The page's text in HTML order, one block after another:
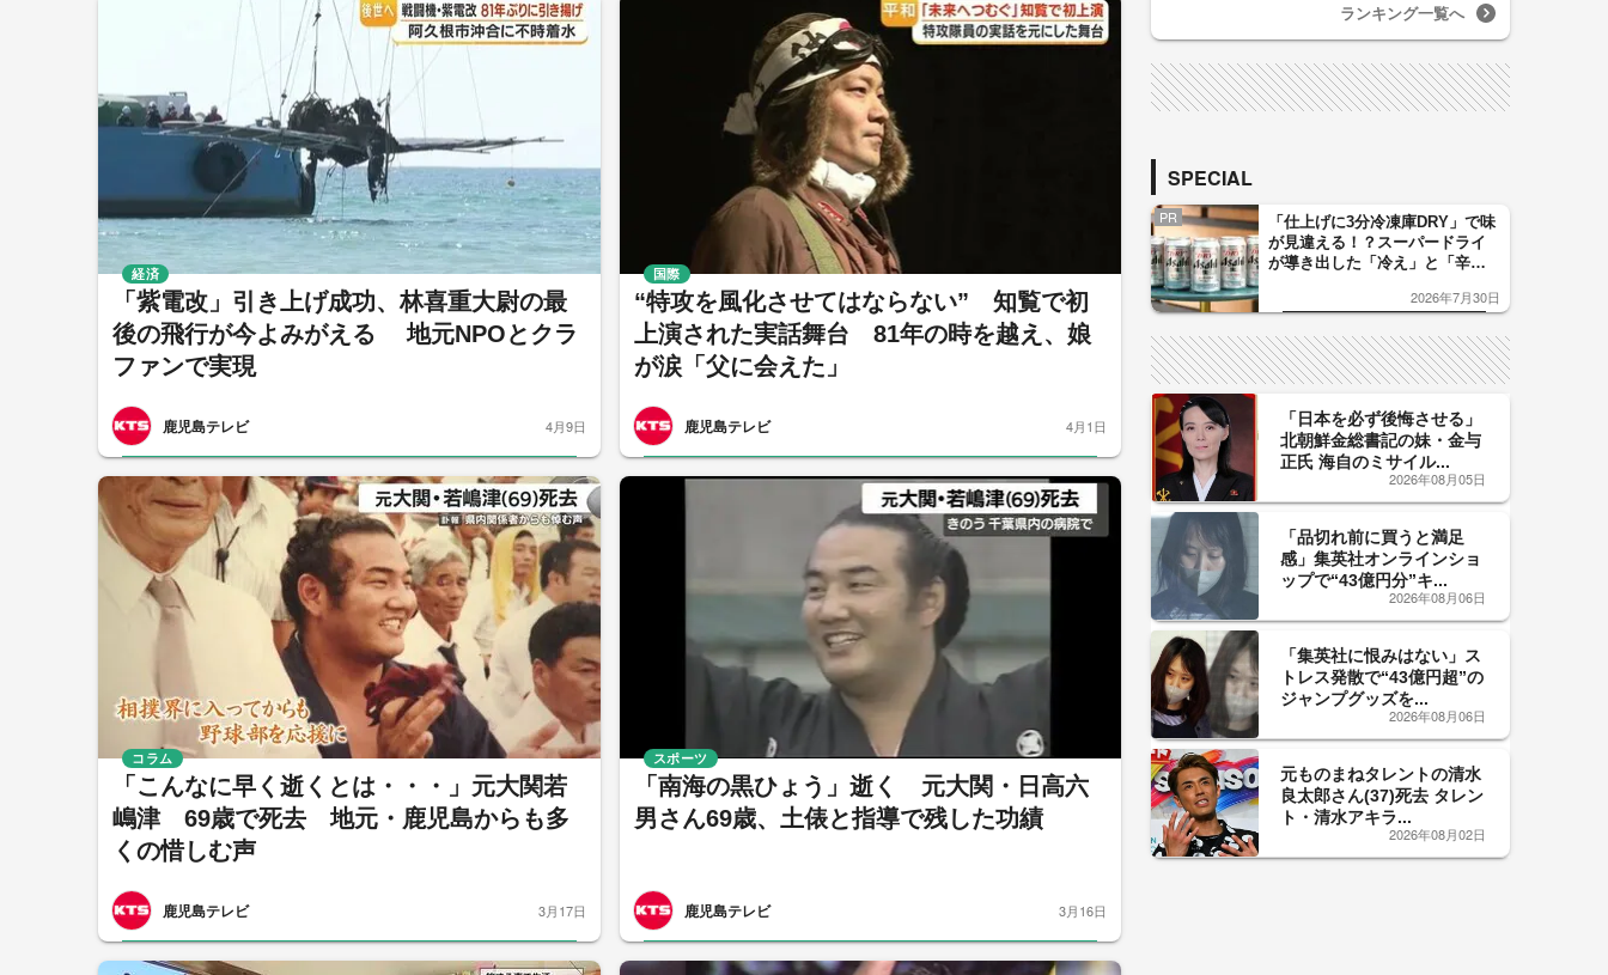
「紫電改」引き上げ成功、林喜重大尉の最
後の飛行が今よみがえる 地元NPOとクラ
ファンで実現
鹿児島テレビ
経済
4月9日
“特攻を風化させてはならない” 知覧で初
上演された実話舞台 81年の時を越え、娘
が涙「父に会えた」
鹿児島テレビ
国際
4月1日
「こんなに早く逝くとは・・・」元大関若
嶋津 69歳で死去 地元・鹿児島からも多
くの惜しむ声
鹿児島テレビ
コラム
3月17日
「南海の黒ひょう」逝く 元大関・日高六
男さん69歳、土俵と指導で残した功績
鹿児島テレビ
スポーツ
3月16日
ランキング一覧へ
SPECIAL
PR
「仕上げに3分冷凍庫DRY」で味
が見違える！？スーパードライ
が導き出した「冷え」と「辛
した「辛口カーブ」が飲み頃の
2026年7月30日
「日本を必ず後悔させる」
北朝鮮金総書記の妹・金与
正氏 海自のミサイル...
2026年08月05日
「品切れ前に買うと満足
感」集英社オンラインショ
ップで“43億円分”キ...
2026年08月06日
「集英社に恨みはない」ス
トレス発散で“43億円超”の
ジャンプグッズを...
2026年08月06日
元ものまねタレントの清水
良太郎さん(37)死去 タレン
ト・清水アキラ...
2026年08月02日